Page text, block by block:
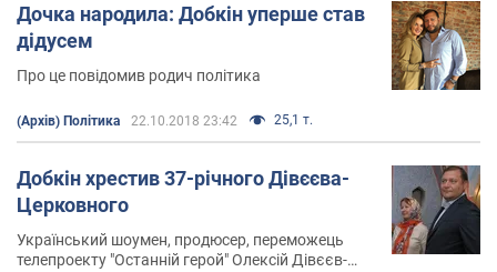
Дочка народила: Добкін уперше став
дідусем
Про це повідомив родич політика
(Архів) Політика 22.10.2018 23:42 25,1 т.
Добкін хрестив 37-річного Дівєєва-
Церковного
Український шоумен, продюсер, переможець
телепроекту "Останній герой" Олексій Дівєєв-